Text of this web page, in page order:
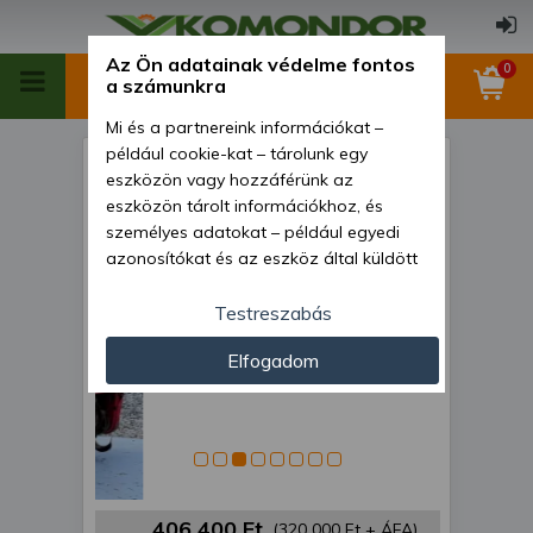
0
Talajmaró 150cm-es, Yanmar
R215M - 06538C, használt
Az Ön adatainak védelme fontos
a számunkra
Mi és a partnereink információkat –
például cookie-kat – tárolunk egy
eszközön vagy hozzáférünk az
eszközön tárolt információkhoz, és
személyes adatokat – például egyedi
azonosítókat és az eszköz által küldött
személyre szabott hirdetések és
tartalom nyújtásához, hirdetés- és
tartalomméréshez, nézettségi adatok
gyűjtéséhez, valamint termékek
kifejlesztéséhez és a termékek
javításához. Az Ön engedélyével mi és a
partnereink eszközleolvasásos
módszerrel szerzett pontos geolokációs
adatokat és azonosítási információkat
Testreszabás
Elfogadom